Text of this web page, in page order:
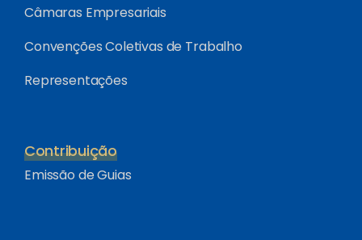
Câmaras Empresariais
Convenções Coletivas de Trabalho
Representações
Contribuição
Emissão de Guias